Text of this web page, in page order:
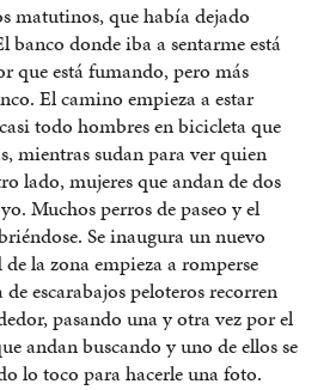
matutinos, que había dejado
banco donde iba a sentarme está
que está fumando, pero más
El camino empieza a estar
todo hombres en bicicleta que
mientras sudan para ver quien
lado, mujeres que andan de dos
Muchos perros de paseo y el
Se inaugura un nuevo
la zona empieza a romperse
escarabajos peloteros recorren
pasando una y otra vez por el
andan buscando y uno de ellos se
lo toco para hacerle una foto.